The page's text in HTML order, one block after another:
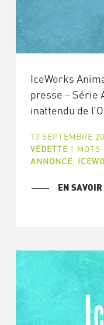
IceWorks
presse – Série
inattendu de
13 SEPTEMBRE
VEDETTE |
ANNONCE,
EN